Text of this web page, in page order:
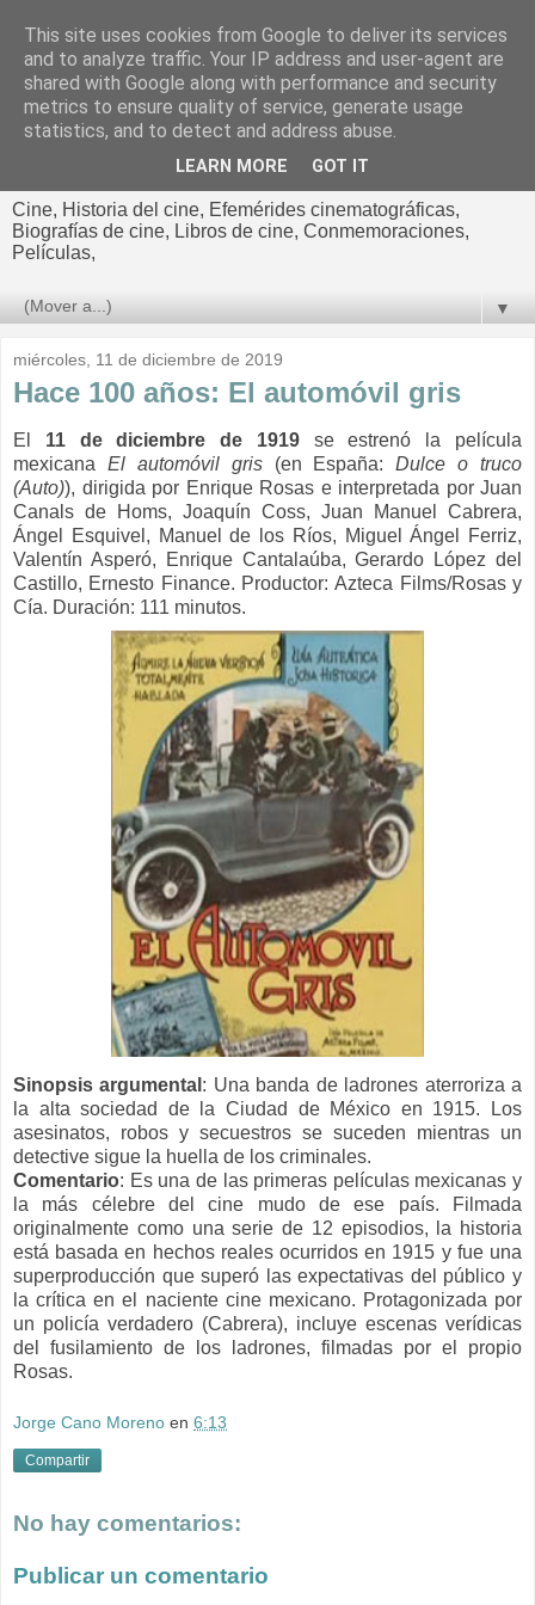
El cultural
cinematográfico de Jorge
Cine, Historia del cine, Efemérides cinematográficas,
Biografías de cine, Libros de cine, Conmemoraciones,
Películas,
▼
miércoles, 11 de diciembre de 2019
Hace 100 años: El automóvil gris
El 11 de diciembre de 1919se estrenó la película
mexicana El automóvil gris(en España:Dulce o truco
(Auto)), dirigida por Enrique Rosas e interpretada por Juan
Canals de Homs, Joaquín Coss, Juan Manuel Cabrera,
Ángel Esquivel, Manuel de los Ríos, Miguel Ángel Ferriz,
Valentín Asperó, Enrique Cantalaúba, Gerardo López del
Castillo, Ernesto Finance. Productor:Azteca Films/Rosas y
Cía. Duración: 111 minutos.
Sinopsis argumental : Una banda de ladrones aterroriza a
la alta sociedad de la Ciudad de México en 1915. Los
asesinatos, robos y secuestros se suceden mientras un
detective sigue la huella de los criminales.
Comentario: Es una de las primeras películas mexicanas y
la más célebre del cine mudo de ese país. Filmada
originalmente como una serie de 12 episodios, la historia
está basada en hechos reales ocurridos en 1915 y fue una
superproducción que superó las expectativas del público y
la crítica en el naciente cine mexicano. Protagonizada por
un policía verdadero (Cabrera), incluye escenas verídicas
del fusilamiento de los ladrones, filmadas por el propio
Rosas.
Jorge Cano Moreno en 6:13
Compartir
No hay comentarios:
Publicar un comentario
This site uses cookies from Google to deliver its services
and to analyze traffic. Your IP address and user-agent are
shared with Google along with performance and security
metrics to ensure quality of service, generate usage
statistics, and to detect and address abuse.
LEARN MORE GOT IT